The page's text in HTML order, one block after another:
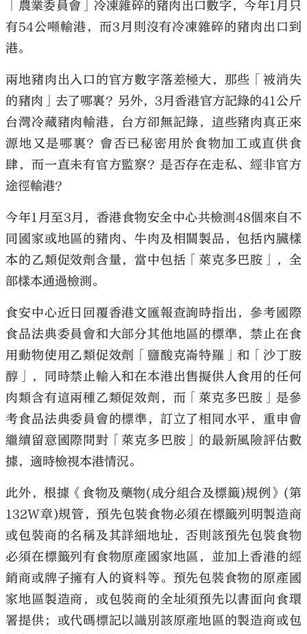
「農業委員會」冷凍雜碎的豬肉出口數字，今年1月只
有54公噸輸港，而3月則沒有冷凍雜碎的豬肉出口到
港。
兩地豬肉出入口的官方數字落差極大，那些「被消失
的豬肉」去了哪裏？另外，3月香港官方記錄的41公斤
台灣冷藏豬肉輸港，台方卻無記錄，這些豬肉真正來
源地又是哪裏？會否已秘密用於食物加工或直供食
肆，而一直未有官方監察？是否存在走私、經非官方
途徑輸港？
今年1月至3月，香港食物安全中心共檢測48個來自不
同國家或地區的豬肉、牛肉及相關製品，包括內臟樣
本的乙類促效劑含量，當中包括「萊克多巴胺」，全
部樣本通過檢測。
食安中心近日回覆香港文匯報查詢時指出，參考國際
食品法典委員會和大部分其他地區的標準，禁止在食
用動物使用乙類促效劑「鹽酸克崙特羅」和「沙丁胺
醇」，同時禁止輸入和在本港出售擬供人食用的任何
肉類含有這兩種乙類促效劑，而「萊克多巴胺」是參
考食品法典委員會的標準，訂立了相同水平，重申會
繼續留意國際間對「萊克多巴胺」的最新風險評估數
據，適時檢視本港情況。
此外，根據《食物及藥物(成分組合及標籤)規例》(第
132W章)規管，預先包裝食物必須在標籤列明製造商
或包裝商的名稱及其詳細地址，否則該預先包裝食物
必須在標籤列有食物原產國家地區，並加上香港的經
銷商或牌子擁有人的資料等。預先包裝食物的原產國
家地區製造商，或包裝商的全址須預先以書面向食環
署提供；或代碼標記以識別該原產地區的製造商或包